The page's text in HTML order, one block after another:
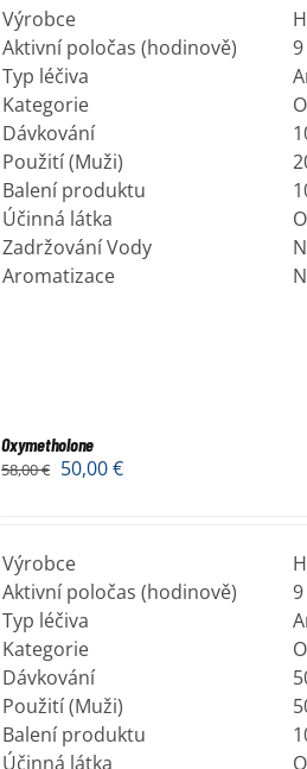
Výrobce
Aktivní poločas (hodinově)
Typ léčiva
Kategorie
Dávkování
Použití (Muži)
Balení produktu
Účinná látka
Zadržování Vody
Aromatizace
Oxymetholone
58,00€ 50,00€
Výrobce
Aktivní poločas (hodinově)
Typ léčiva
Kategorie
Dávkování
Použití (Muži)
Balení produktu
Účinná látka